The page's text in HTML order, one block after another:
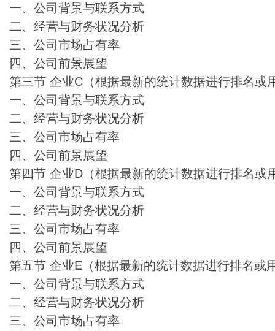
一、公司背景与联系方式
二、经营与财务状况分析
三、公司市场占有率
四、公司前景展望
第三节 企业C（根据最新的统计数据进行排名或
一、公司背景与联系方式
二、经营与财务状况分析
三、公司市场占有率
四、公司前景展望
第四节 企业D（根据最新的统计数据进行排名或
一、公司背景与联系方式
二、经营与财务状况分析
三、公司市场占有率
四、公司前景展望
第五节 企业E（根据最新的统计数据进行排名或
一、公司背景与联系方式
二、经营与财务状况分析
三、公司市场占有率